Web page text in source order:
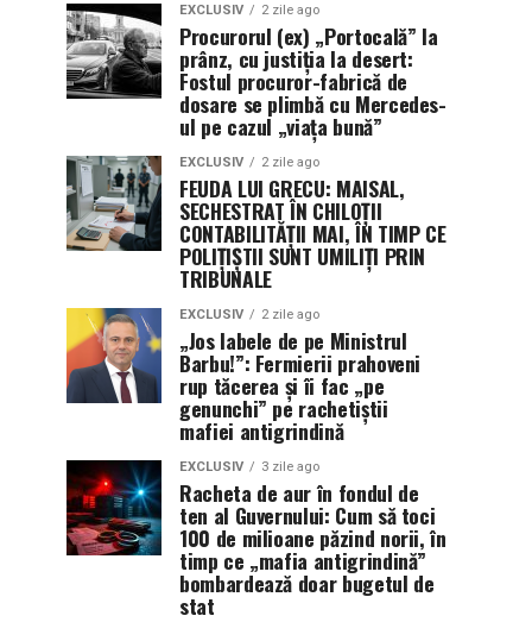
EXCLUSIV 2 zile ago
Procurorul (ex) „Portocală” la
prânz, cu justiția la desert:
Fostul procuror-fabrică de
dosare se plimbă cu Mercedes-
ul pe cazul „viața bună”
EXCLUSIV 2 zile ago
FEUDA LUI GRECU: MAISAL,
SECHESTRAT ÎN CHILOȚII
CONTABILITĂȚII MAI, ÎN TIMP CE
POLIȚIȘTII SUNT UMILIȚI PRIN
TRIBUNALE
EXCLUSIV 2 zile ago
„Jos labele de pe Ministrul
Barbu!”: Fermierii prahoveni
rup tăcerea și îi fac „pe
genunchi” pe rachetiștii
mafiei antigrindină
EXCLUSIV 3 zile ago
Racheta de aur în fondul de
ten al Guvernului: Cum să toci
100 de milioane păzind norii, în
timp ce „mafia antigrindină”
bombardează doar bugetul de
stat